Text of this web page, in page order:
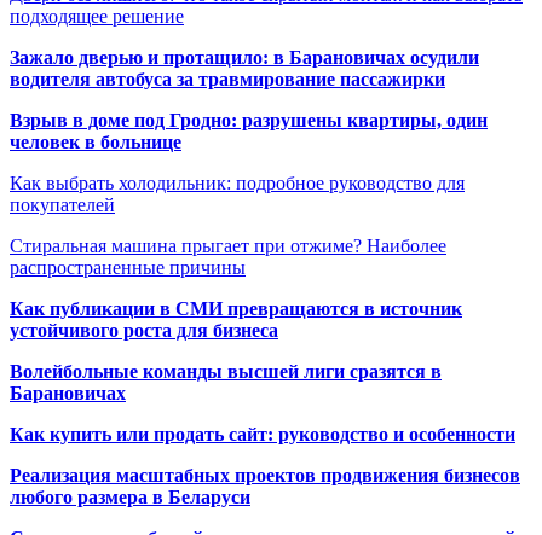
подходящее решение
Зажало дверью и протащило: в Барановичах осудили
водителя автобуса за травмирование пассажирки
Взрыв в доме под Гродно: разрушены квартиры, один
человек в больнице
Как выбрать холодильник: подробное руководство для
покупателей
Стиральная машина прыгает при отжиме? Наиболее
распространенные причины
Как публикации в СМИ превращаются в источник
устойчивого роста для бизнеса
Волейбольные команды высшей лиги сразятся в
Барановичах
Как купить или продать сайт: руководство и особенности
Реализация масштабных проектов продвижения бизнесов
любого размера в Беларуси